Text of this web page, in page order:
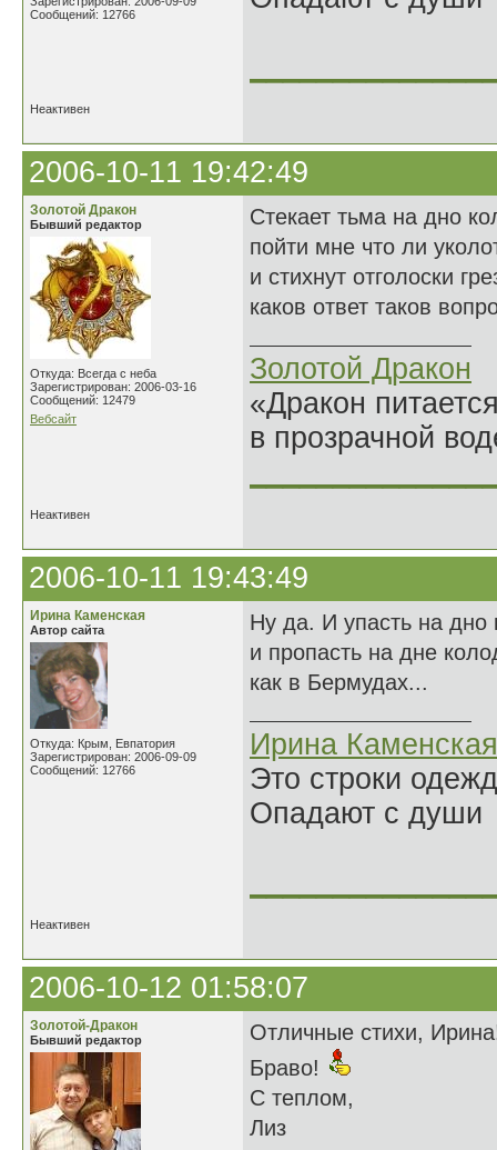
Сообщений: 12766
Неактивен
2006-10-11 19:42:49
Золотой Дракон
Бывший редактор
Откуда: Всегда с неба
Зарегистрирован: 2006-03-16
Сообщений: 12479
Вебсайт
Стекает тьма на дно
пойти мне что ли
и стихнут отголоски
каков ответ таков
Золотой Дракон
«Дракон
в прозрачной
Неактивен
2006-10-11 19:43:49
Ирина Каменская
Автор сайта
Откуда: Крым, Евпатория
Зарегистрирован: 2006-09-09
Сообщений: 12766
Ну да. И упасть на дно
и пропасть на дне
как в Бермудах...
Ирина Каменская
Это строки
Опадают с души
Неактивен
2006-10-12 01:58:07
Золотой-Дракон
Бывший редактор
Отличные стихи,
Браво!
С теплом,
Лиз